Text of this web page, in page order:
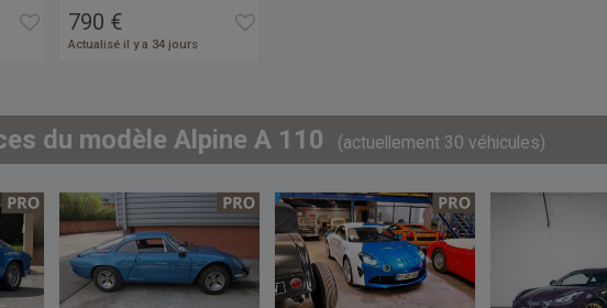
790 €
Actualisé il y a 34 jours
du modèle Alpine A 110 (actuellement 30 véhicules)